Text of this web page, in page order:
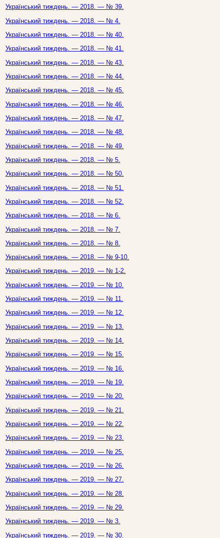
Український тиждень. — 2018. — № 39.
Український тиждень. — 2018. — № 4.
Український тиждень. — 2018. — № 40.
Український тиждень. — 2018. — № 41.
Український тиждень. — 2018. — № 43.
Український тиждень. — 2018. — № 44.
Український тиждень. — 2018. — № 45.
Український тиждень. — 2018. — № 46.
Український тиждень. — 2018. — № 47.
Український тиждень. — 2018. — № 48.
Український тиждень. — 2018. — № 49.
Український тиждень. — 2018. — № 5.
Український тиждень. — 2018. — № 50.
Український тиждень. — 2018. — № 51.
Український тиждень. — 2018. — № 52.
Український тиждень. — 2018. — № 6.
Український тиждень. — 2018. — № 7.
Український тиждень. — 2018. — № 8.
Український тиждень. — 2018. — № 9-10.
Український тиждень. — 2019. — № 1-2.
Український тиждень. — 2019. — № 10.
Український тиждень. — 2019. — № 11.
Український тиждень. — 2019. — № 12.
Український тиждень. — 2019. — № 13.
Український тиждень. — 2019. — № 14.
Український тиждень. — 2019. — № 15.
Український тиждень. — 2019. — № 16.
Український тиждень. — 2019. — № 19.
Український тиждень. — 2019. — № 20.
Український тиждень. — 2019. — № 21.
Український тиждень. — 2019. — № 22.
Український тиждень. — 2019. — № 23.
Український тиждень. — 2019. — № 25.
Український тиждень. — 2019. — № 26.
Український тиждень. — 2019. — № 27.
Український тиждень. — 2019. — № 28.
Український тиждень. — 2019. — № 29.
Український тиждень. — 2019. — № 3.
Український тиждень. — 2019. — № 30.